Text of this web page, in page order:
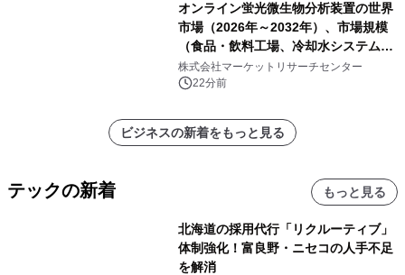
オンライン蛍光微生物分析装置の世界
市場（2026年～2032年）、市場規模
（食品・飲料工場、冷却水システム、
病院、飲料水安全警報システム）・分
析レポートを発表
株式会社マーケットリサーチセンター
22分前
ビジネスの新着をもっと見る
テックの新着 もっと見る
北海道の採用代行「リクルーティブ」
体制強化！富良野・ニセコの人手不足
を解消